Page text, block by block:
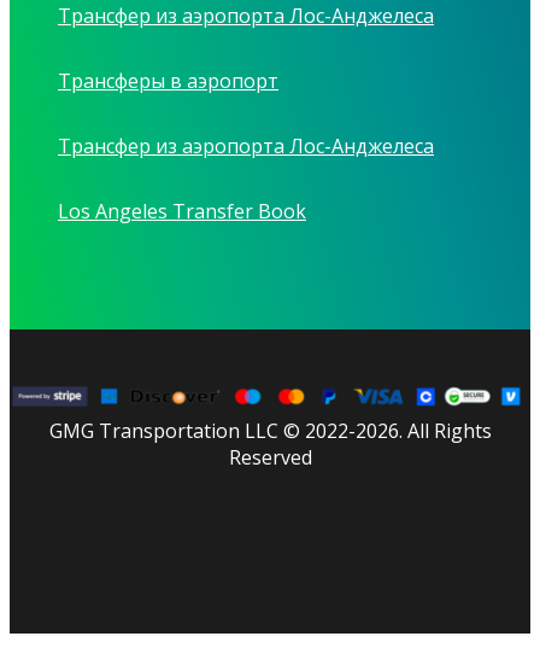
Трансфер из аэропорта Лос-Анджелеса
Трансферы в аэропорт
Трансфер из аэропорта Лос-Анджелеса
Los Angeles Transfer Book
GMG Transportation LLC © 2022-2026. All Rights
Reserved